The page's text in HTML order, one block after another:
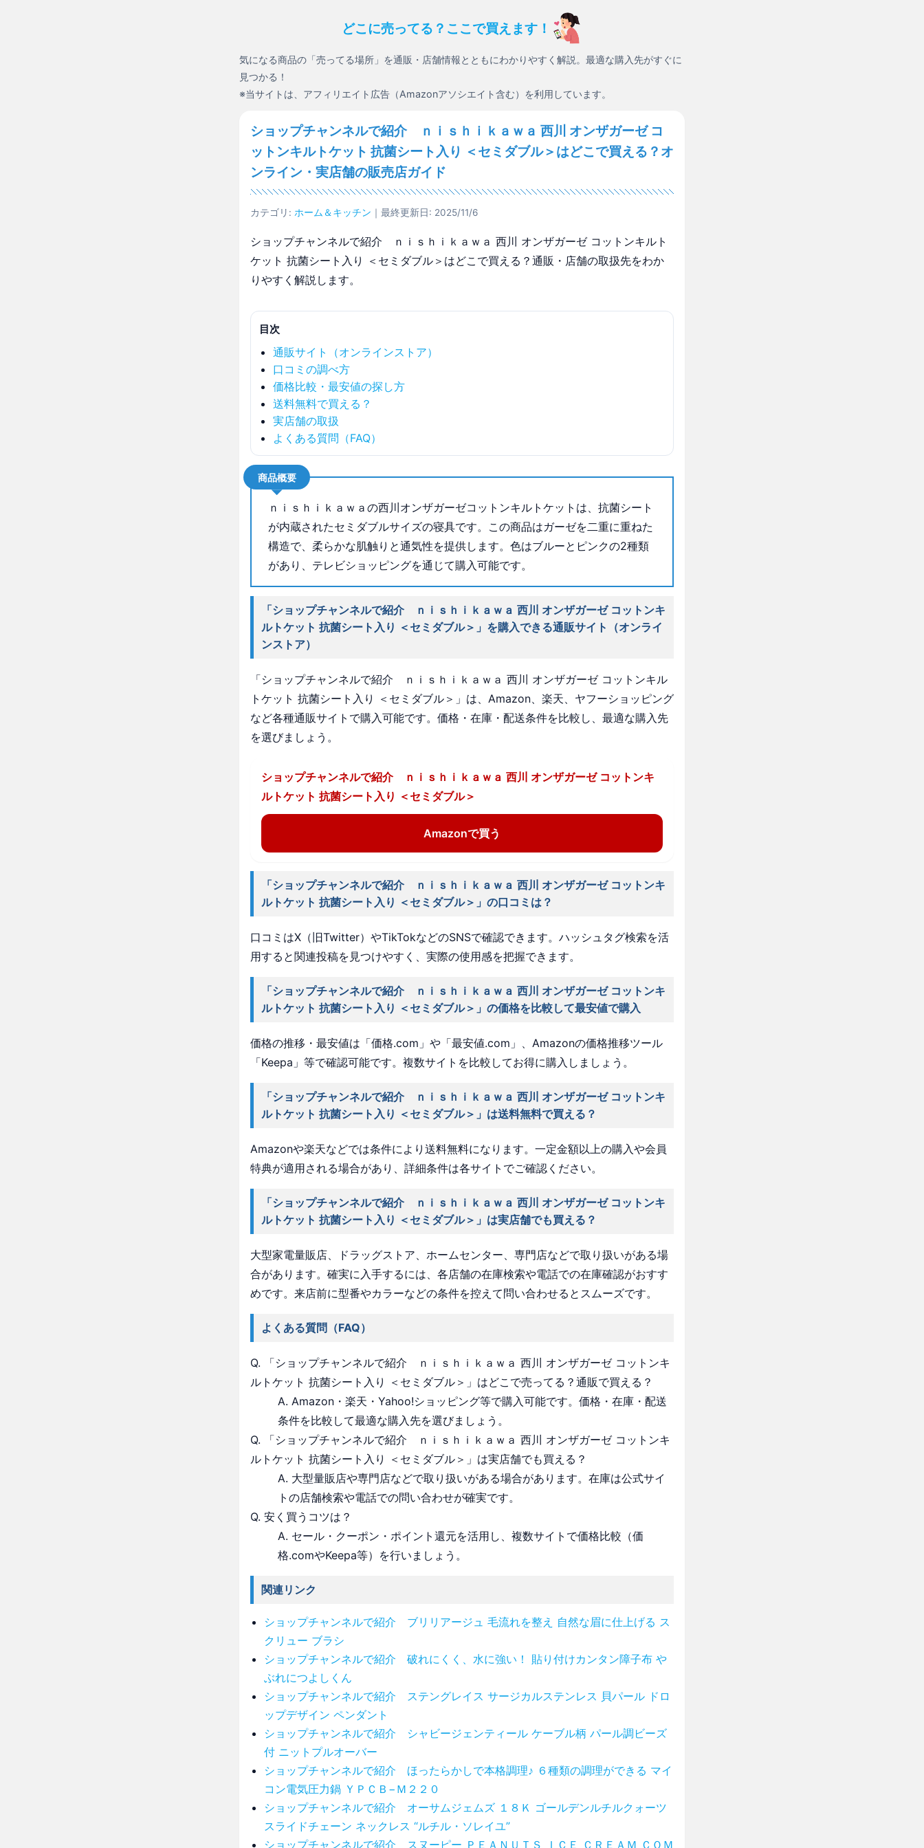
どこに売ってる？ここで買えます！
気になる商品の「売ってる場所」を通販・店舗情報とともにわかりやすく解説。最適な購入先がすぐに
見つかる！
※当サイトは、アフィリエイト広告（Amazonアソシエイト含む）を利用しています。
ショップチャンネルで紹介 ｎｉｓｈｉｋａｗａ 西川 オンザガーゼ コ
ットンキルトケット 抗菌シート入り ＜セミダブル＞はどこで買える？オ
ンライン・実店舗の販売店ガイド
カテゴリ: ホーム＆キッチン ｜最終更新日: 2025/11/6
ショップチャンネルで紹介 ｎｉｓｈｉｋａｗａ 西川 オンザガーゼ コットンキルト
ケット 抗菌シート入り ＜セミダブル＞はどこで買える？通販・店舗の取扱先をわか
りやすく解説します。
目次
通販サイト（オンラインストア）
口コミの調べ方
価格比較・最安値の探し方
送料無料で買える？
実店舗の取扱
よくある質問（FAQ）
商品概要
ｎｉｓｈｉｋａｗａの西川オンザガーゼコットンキルトケットは、抗菌シート
が内蔵されたセミダブルサイズの寝具です。この商品はガーゼを二重に重ねた
構造で、柔らかな肌触りと通気性を提供します。色はブルーとピンクの2種類
があり、テレビショッピングを通じて購入可能です。
「ショップチャンネルで紹介 ｎｉｓｈｉｋａｗａ 西川 オンザガーゼ コットンキ
ルトケット 抗菌シート入り ＜セミダブル＞」を購入できる通販サイト（オンライ
ンストア）
「ショップチャンネルで紹介 ｎｉｓｈｉｋａｗａ 西川 オンザガーゼ コットンキル
トケット 抗菌シート入り ＜セミダブル＞」は、Amazon、楽天、ヤフーショッピング
など各種通販サイトで購入可能です。価格・在庫・配送条件を比較し、最適な購入先
を選びましょう。
ショップチャンネルで紹介 ｎｉｓｈｉｋａｗａ 西川 オンザガーゼ コットンキ
ルトケット 抗菌シート入り ＜セミダブル＞
Amazonで買う
「ショップチャンネルで紹介 ｎｉｓｈｉｋａｗａ 西川 オンザガーゼ コットンキ
ルトケット 抗菌シート入り ＜セミダブル＞」の口コミは？
口コミはX（旧Twitter）やTikTokなどのSNSで確認できます。ハッシュタグ検索を活
用すると関連投稿を見つけやすく、実際の使用感を把握できます。
「ショップチャンネルで紹介 ｎｉｓｈｉｋａｗａ 西川 オンザガーゼ コットンキ
ルトケット 抗菌シート入り ＜セミダブル＞」の価格を比較して最安値で購入
価格の推移・最安値は「価格.com」や「最安値.com」、Amazonの価格推移ツール
「Keepa」等で確認可能です。複数サイトを比較してお得に購入しましょう。
「ショップチャンネルで紹介 ｎｉｓｈｉｋａｗａ 西川 オンザガーゼ コットンキ
ルトケット 抗菌シート入り ＜セミダブル＞」は送料無料で買える？
Amazonや楽天などでは条件により送料無料になります。一定金額以上の購入や会員
特典が適用される場合があり、詳細条件は各サイトでご確認ください。
「ショップチャンネルで紹介 ｎｉｓｈｉｋａｗａ 西川 オンザガーゼ コットンキ
ルトケット 抗菌シート入り ＜セミダブル＞」は実店舗でも買える？
大型家電量販店、ドラッグストア、ホームセンター、専門店などで取り扱いがある場
合があります。確実に入手するには、各店舗の在庫検索や電話での在庫確認がおすす
めです。来店前に型番やカラーなどの条件を控えて問い合わせるとスムーズです。
よくある質問（FAQ）
Q. 「ショップチャンネルで紹介 ｎｉｓｈｉｋａｗａ 西川 オンザガーゼ コットンキ
ルトケット 抗菌シート入り ＜セミダブル＞」はどこで売ってる？通販で買える？
A. Amazon・楽天・Yahoo!ショッピング等で購入可能です。価格・在庫・配送
条件を比較して最適な購入先を選びましょう。
Q. 「ショップチャンネルで紹介 ｎｉｓｈｉｋａｗａ 西川 オンザガーゼ コットンキ
ルトケット 抗菌シート入り ＜セミダブル＞」は実店舗でも買える？
A. 大型量販店や専門店などで取り扱いがある場合があります。在庫は公式サイ
トの店舗検索や電話での問い合わせが確実です。
Q. 安く買うコツは？
A. セール・クーポン・ポイント還元を活用し、複数サイトで価格比較（価
格.comやKeepa等）を行いましょう。
関連リンク
ショップチャンネルで紹介 ブリリアージュ 毛流れを整え 自然な眉に仕上げる ス
クリュー ブラシ
ショップチャンネルで紹介 破れにくく、水に強い！ 貼り付けカンタン障子布 や
ぶれにつよしくん
ショップチャンネルで紹介 ステングレイス サージカルステンレス 貝パール ドロ
ップデザイン ペンダント
ショップチャンネルで紹介 シャビージェンティール ケーブル柄 パール調ビーズ
付 ニットプルオーバー
ショップチャンネルで紹介 ほったらかしで本格調理♪ ６種類の調理ができる マイ
コン電気圧力鍋 ＹＰＣＢ−Ｍ２２０
ショップチャンネルで紹介 オーサムジェムズ １８Ｋ ゴールデンルチルクォーツ
スライドチェーン ネックレス “ルチル・ソレイユ”
ショップチャンネルで紹介 スヌーピー ＰＥＡＮＵＴＳ ＩＣＥ ＣＲＥＡＭ ＣＯＭ